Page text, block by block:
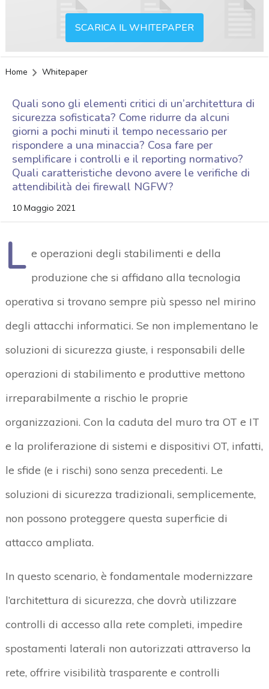
SCARICA IL WHITEPAPER
Home Whitepaper
Quali sono gli elementi critici di un’architettura di
sicurezza sofisticata? Come ridurre da alcuni
giorni a pochi minuti il tempo necessario per
rispondere a una minaccia? Cosa fare per
semplificare i controlli e il reporting normativo?
Quali caratteristiche devono avere le verifiche di
attendibilità dei firewall NGFW?
10 Maggio 2021
L e operazioni degli stabilimenti e della
produzione che si affidano alla tecnologia
operativa si trovano sempre più spesso nel mirino
degli attacchi informatici. Se non implementano le
soluzioni di sicurezza giuste, i responsabili delle
operazioni di stabilimento e produttive mettono
irreparabilmente a rischio le proprie
organizzazioni. Con la caduta del muro tra OT e IT
e la proliferazione di sistemi e dispositivi OT, infatti,
le sfide (e i rischi) sono senza precedenti. Le
soluzioni di sicurezza tradizionali, semplicemente,
non possono proteggere questa superficie di
attacco ampliata.
In questo scenario, è fondamentale modernizzare
l’architettura di sicurezza, che dovrà utilizzare
controlli di accesso alla rete completi, impedire
spostamenti laterali non autorizzati attraverso la
rete, offrire visibilità trasparente e controlli